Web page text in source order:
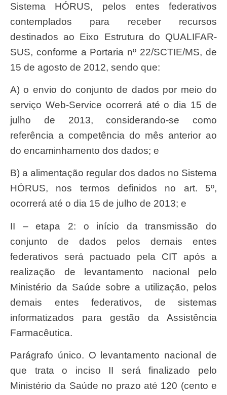
Sistema HÓRUS, pelos entes federativos
contemplados para receber recursos
destinados ao Eixo Estrutura do QUALIFAR-
SUS, conforme a Portaria nº 22/SCTIE/MS, de
15 de agosto de 2012, sendo que:
a) o envio do conjunto de dados por meio do
serviço Web-Service ocorrerá até o dia 15 de
julho de 2013, considerando-se como
referência a competência do mês anterior ao
do encaminhamento dos dados; e
b) a alimentação regular dos dados no Sistema
HÓRUS, nos termos definidos no art. 5º,
ocorrerá até o dia 15 de julho de 2013; e
II – etapa 2: o início da transmissão do
conjunto de dados pelos demais entes
federativos será pactuado pela CIT após a
realização de levantamento nacional pelo
Ministério da Saúde sobre a utilização, pelos
demais entes federativos, de sistemas
informatizados para gestão da Assistência
Farmacêutica.
Parágrafo único. O levantamento nacional de
que trata o inciso II será finalizado pelo
Ministério da Saúde no prazo até 120 (cento e